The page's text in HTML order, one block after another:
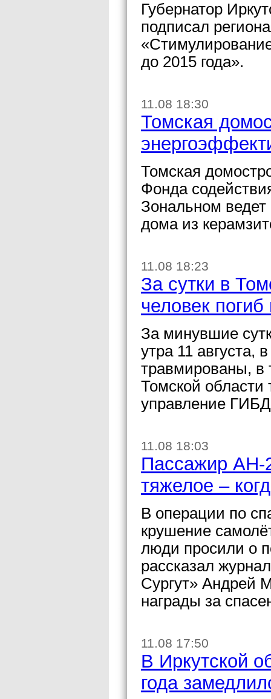
Губернатор
подписал
до 2015 года».
11.08 18:30
Томская
Томская
Фонда
Зональном ведет
дома из
11.08 18:23
За сутки в
человек
За минувшие
утра 11 августа,
травмированы, в
Томской
управление
11.08 18:03
Пассажир АН-
тяжелое –
В операции по
крушение
люди просили о
рассказал
Сургут» Андрей
награды за
11.08 17:50
В Иркутской
года